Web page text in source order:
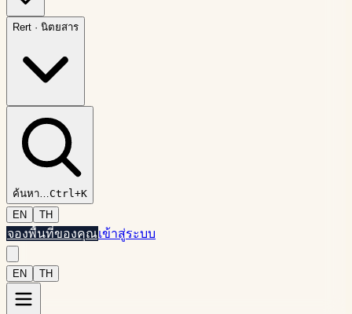
Rert · นิตยสาร
ค้นหา…Ctrl+K
EN
TH
จองพื้นที่ของคุณเข้าสู่ระบบ
EN TH